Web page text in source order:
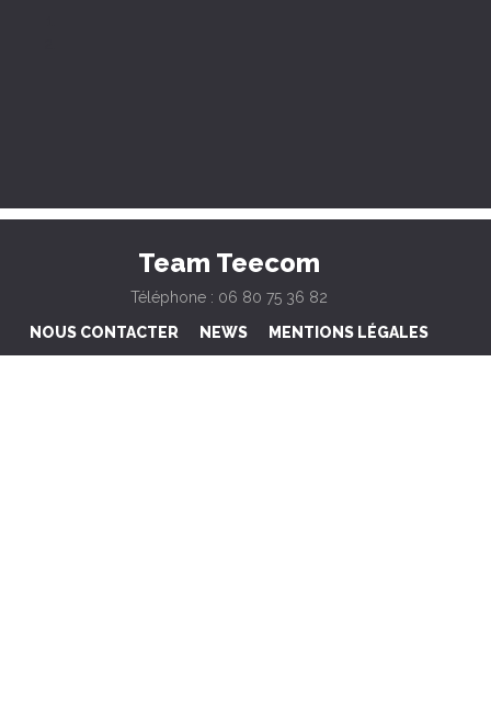
Team Teecom
Téléphone : 06 80 75 36 82
NOUS CONTACTER
NEWS MENTIONS LÉGALES